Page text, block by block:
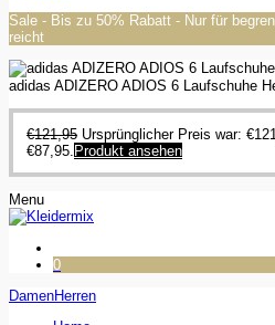
Sale - Bis zu 50% Rabatt - Nur für
reicht
adidas ADIZERO ADIOS 6 Laufschuhe
€121,95 Ursprünglicher Preis war:
€87,95. Produkt ansehen
Menu
0
DamenHerren